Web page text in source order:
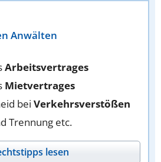
Anwälten
Arbeitsvertrages
Mietvertrages
bei Verkehrsverstößen
Trennung etc.
lesen